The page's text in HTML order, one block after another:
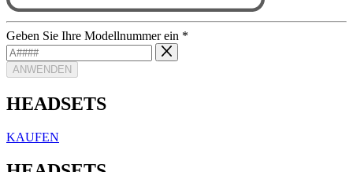
Geben Sie Ihre Modellnummer ein *
ANWENDEN
HEADSETS
KAUFEN